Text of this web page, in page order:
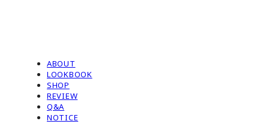
ABOUT
LOOKBOOK
SHOP
REVIEW
Q&A
NOTICE